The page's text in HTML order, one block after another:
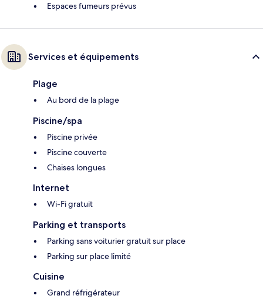
Espaces fumeurs prévus
Services et équipements
Plage
Au bord de la plage
Piscine/spa
Piscine privée
Piscine couverte
Chaises longues
Internet
Wi-Fi gratuit
Parking et transports
Parking sans voiturier gratuit sur place
Parking sur place limité
Cuisine
Grand réfrigérateur